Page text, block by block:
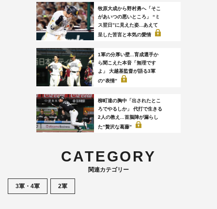
牧原大成から野村勇へ「そこ
があいつの悪いところ」 “ミ
ス翌日”に見えた姿...あえて
呈した苦言と本気の愛情
1軍の分厚い壁...育成選手か
ら聞こえた本音「無理です
よ」 大越基監督が語る3軍
の“表情”
柳町達の胸中「出されたとこ
ろでやるしか」 代打で生きる
2人の教え...首脳陣が漏らし
た”贅沢な葛藤”
CATEGORY
関連カテゴリー
3軍・4軍 2軍